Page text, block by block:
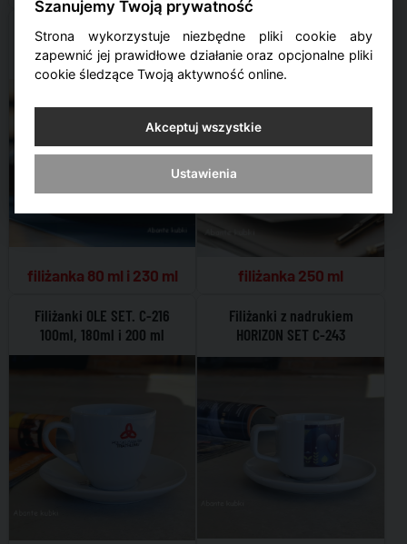
Filiżanka z nadrukiem OSAKA
SET C-249
filiżanka 80 ml i 230 ml
Filiżanka z nadrukiem TIARA
SET C-246
filiżanka 250 ml
Filiżanki OLE SET. C-216
100ml, 180ml i 200 ml
Filiżanki z nadrukiem
HORIZON SET C-243
Szanujemy Twoją prywatność
Strona wykorzystuje niezbędne pliki cookie aby
zapewnić jej prawidłowe działanie oraz opcjonalne pliki
cookie śledzące Twoją aktywność online.
Akceptuj wszystkie
Ustawienia